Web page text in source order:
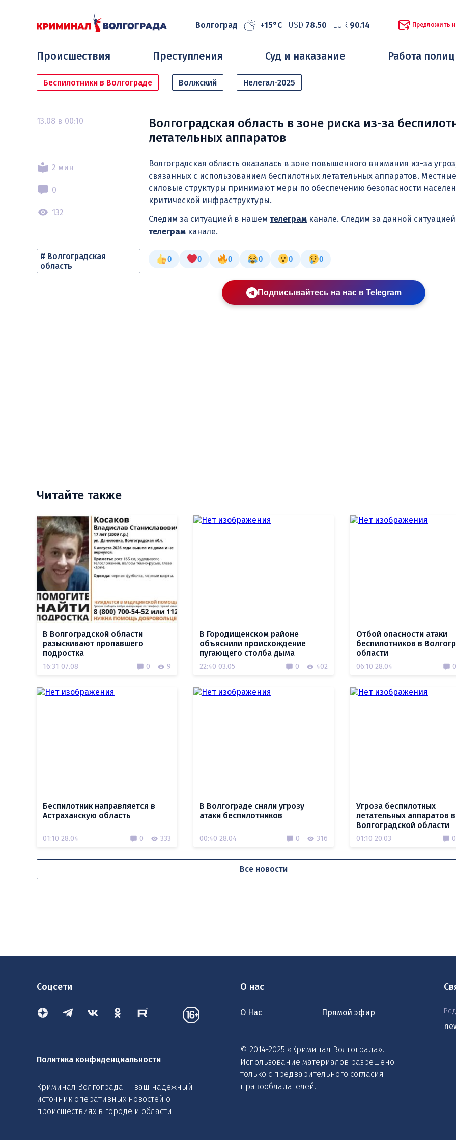
Волгоград +15°C USD 78.50 EUR 90.14 Предложить
Происшествия Преступления Суд и наказание Работа
Беспилотники в Волгограде Волжский Нелегал-2025
13.08 в 00:10
2 мин
0
132
# Волгоградская
область
Волгоградская область в зоне риска из-за
летательных аппаратов
Волгоградская область оказалась в зоне повышенного внимания из-за
связанных с использованием беспилотных летательных аппаратов.
силовые структуры принимают меры по обеспечению безопасности
критической инфраструктуры.
Следим за ситуацией в нашем телеграм канале. Следим за данной
телеграм канале.
0 0 0 0 0 0
Подписывайтесь на нас в Telegram
Читайте также
В Волгоградской области
разыскивают пропавшего
подростка
16:31 07.08 0 9
В Городищенском районе
объяснили происхождение
пугающего столба дыма
22:40 03.05 0 402
Отбой опасности атаки
беспилотников в
области
06:10 28.04 0
Беспилотник направляется в
Астраханскую область
01:10 28.04 0 333
В Волгограде сняли угрозу
атаки беспилотников
00:40 28.04 0 316
Угроза беспилотных
летательных аппаратов в
Волгоградской области
01:10 20.03 0
Все новости
Соцсети
Политика конфиденциальности
Криминал Волгограда — ваш надежный
источник оперативных новостей о
происшествиях в городе и области.
О нас
О Нас Прямой эфир
© 2014-2025 «Криминал Волгограда».
Использование материалов разрешено
только с предварительного согласия
правообладателей.